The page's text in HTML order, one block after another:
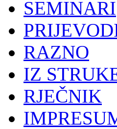
SEMINARI
RAZNO
IZ
RJEČNIK